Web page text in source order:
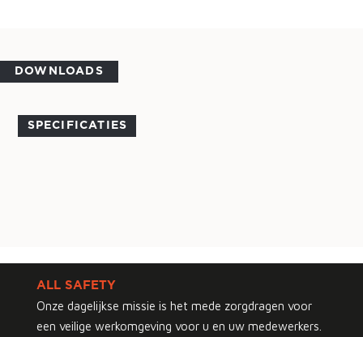
DOWNLOADS
SPECIFICATIES
ALL SAFETY
Onze dagelijkse missie is het mede zorgdragen voor
een veilige werkomgeving voor u en uw medewerkers.